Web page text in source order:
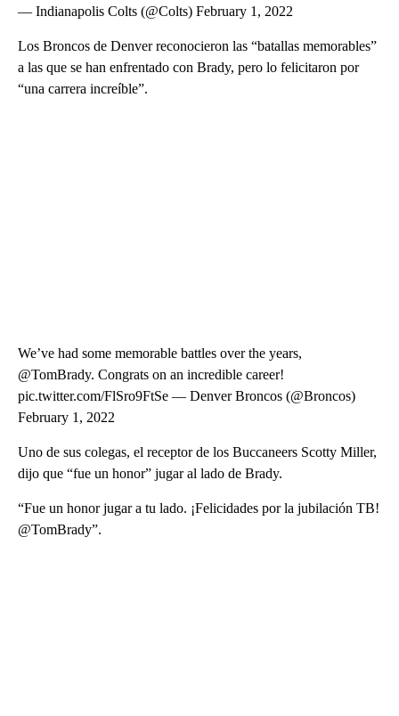
— Indianapolis Colts (@Colts) February 1, 2022
Los Broncos de Denver reconocieron las “batallas memorables”
a las que se han enfrentado con Brady, pero lo felicitaron por
“una carrera increíble”.
We’ve had some memorable battles over the years,
@TomBrady. Congrats on an incredible career!
pic.twitter.com/FlSro9FtSe — Denver Broncos (@Broncos)
February 1, 2022
Uno de sus colegas, el receptor de los Buccaneers Scotty Miller,
dijo que “fue un honor” jugar al lado de Brady.
“Fue un honor jugar a tu lado. ¡Felicidades por la jubilación TB!
@TomBrady”.